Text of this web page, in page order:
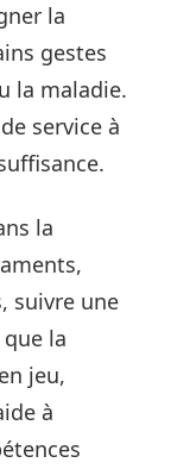
la
gestes
la maladie.
service à
la
suivre une
la
jeu,
à